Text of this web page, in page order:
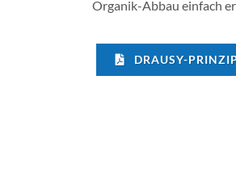
Organik-Abbau einfach
DRAUSY-